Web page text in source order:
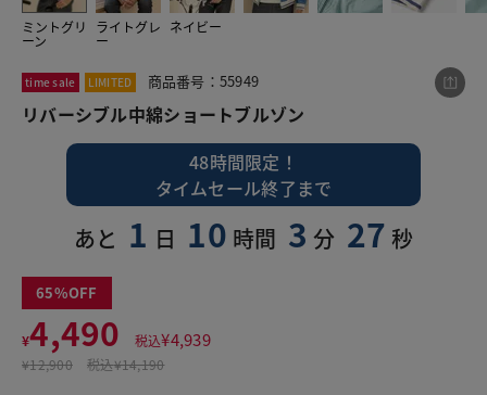
ミントグリ
ーン
ライトグレ
ー
ネイビー
time sale LIMITED 商品番号：55949
リバーシブル中綿ショートブルゾン
48時間限定！
タイムセール終了まで
あと 1 日 10 時間 3 分 26 秒
65
¥4,490 税込¥4,939
¥12,900 税込¥14,190
この商品をシェアする
リバーシブル中綿ショートブルゾン
¥4,490 税込¥4,939
5.0 2レビュー